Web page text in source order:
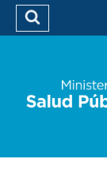
Buscar